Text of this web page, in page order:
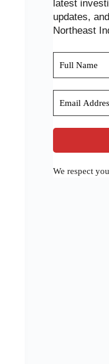
latest
updates,
Northeast
We respect